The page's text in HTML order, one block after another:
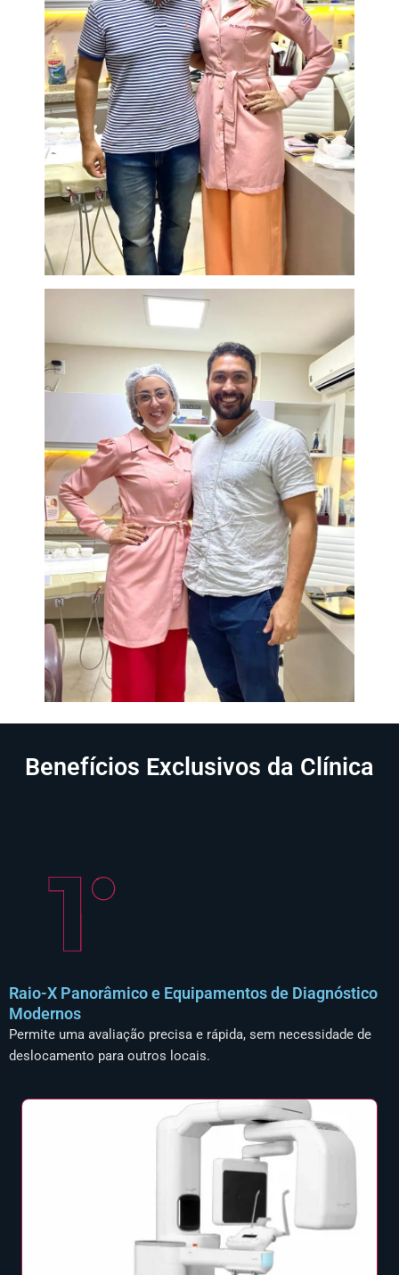
Benefícios Exclusivos da Clínica
Raio-X Panorâmico e Equipamentos de Diagnóstico
Modernos
Permite uma avaliação precisa e rápida, sem necessidade de
deslocamento para outros locais.